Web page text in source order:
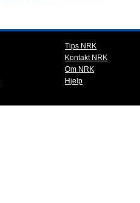
Tips NRK
Kontakt NRK
Om NRK
Hjelp